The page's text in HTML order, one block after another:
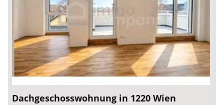
Dachgeschosswohnung in 1220 Wien